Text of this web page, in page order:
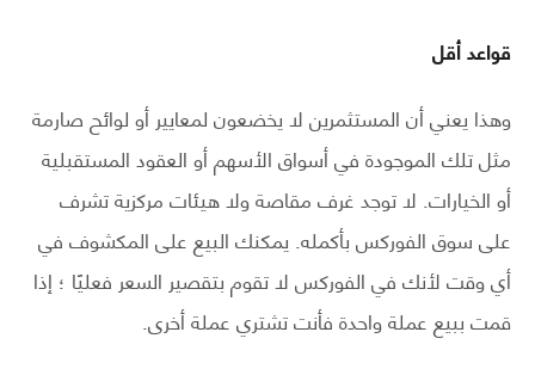
قواعد أقل
وهذا يعني أن المستثمرين لا يخضعون لمعايير أو لوائح صارمة
مثل تلك الموجودة في أسواق الأسهم أو العقود المستقبلية
أو الخيارات. لا توجد غرف مقاصة ولا هيئات مركزية تشرف
على سوق الفوركس بأكمله. يمكنك البيع على المكشوف في
أي وقت لأنك في الفوركس لا تقوم بتقصير السعر فعليًا ؛ إذا
قمت ببيع عملة واحدة فأنت تشتري عملة أخرى.